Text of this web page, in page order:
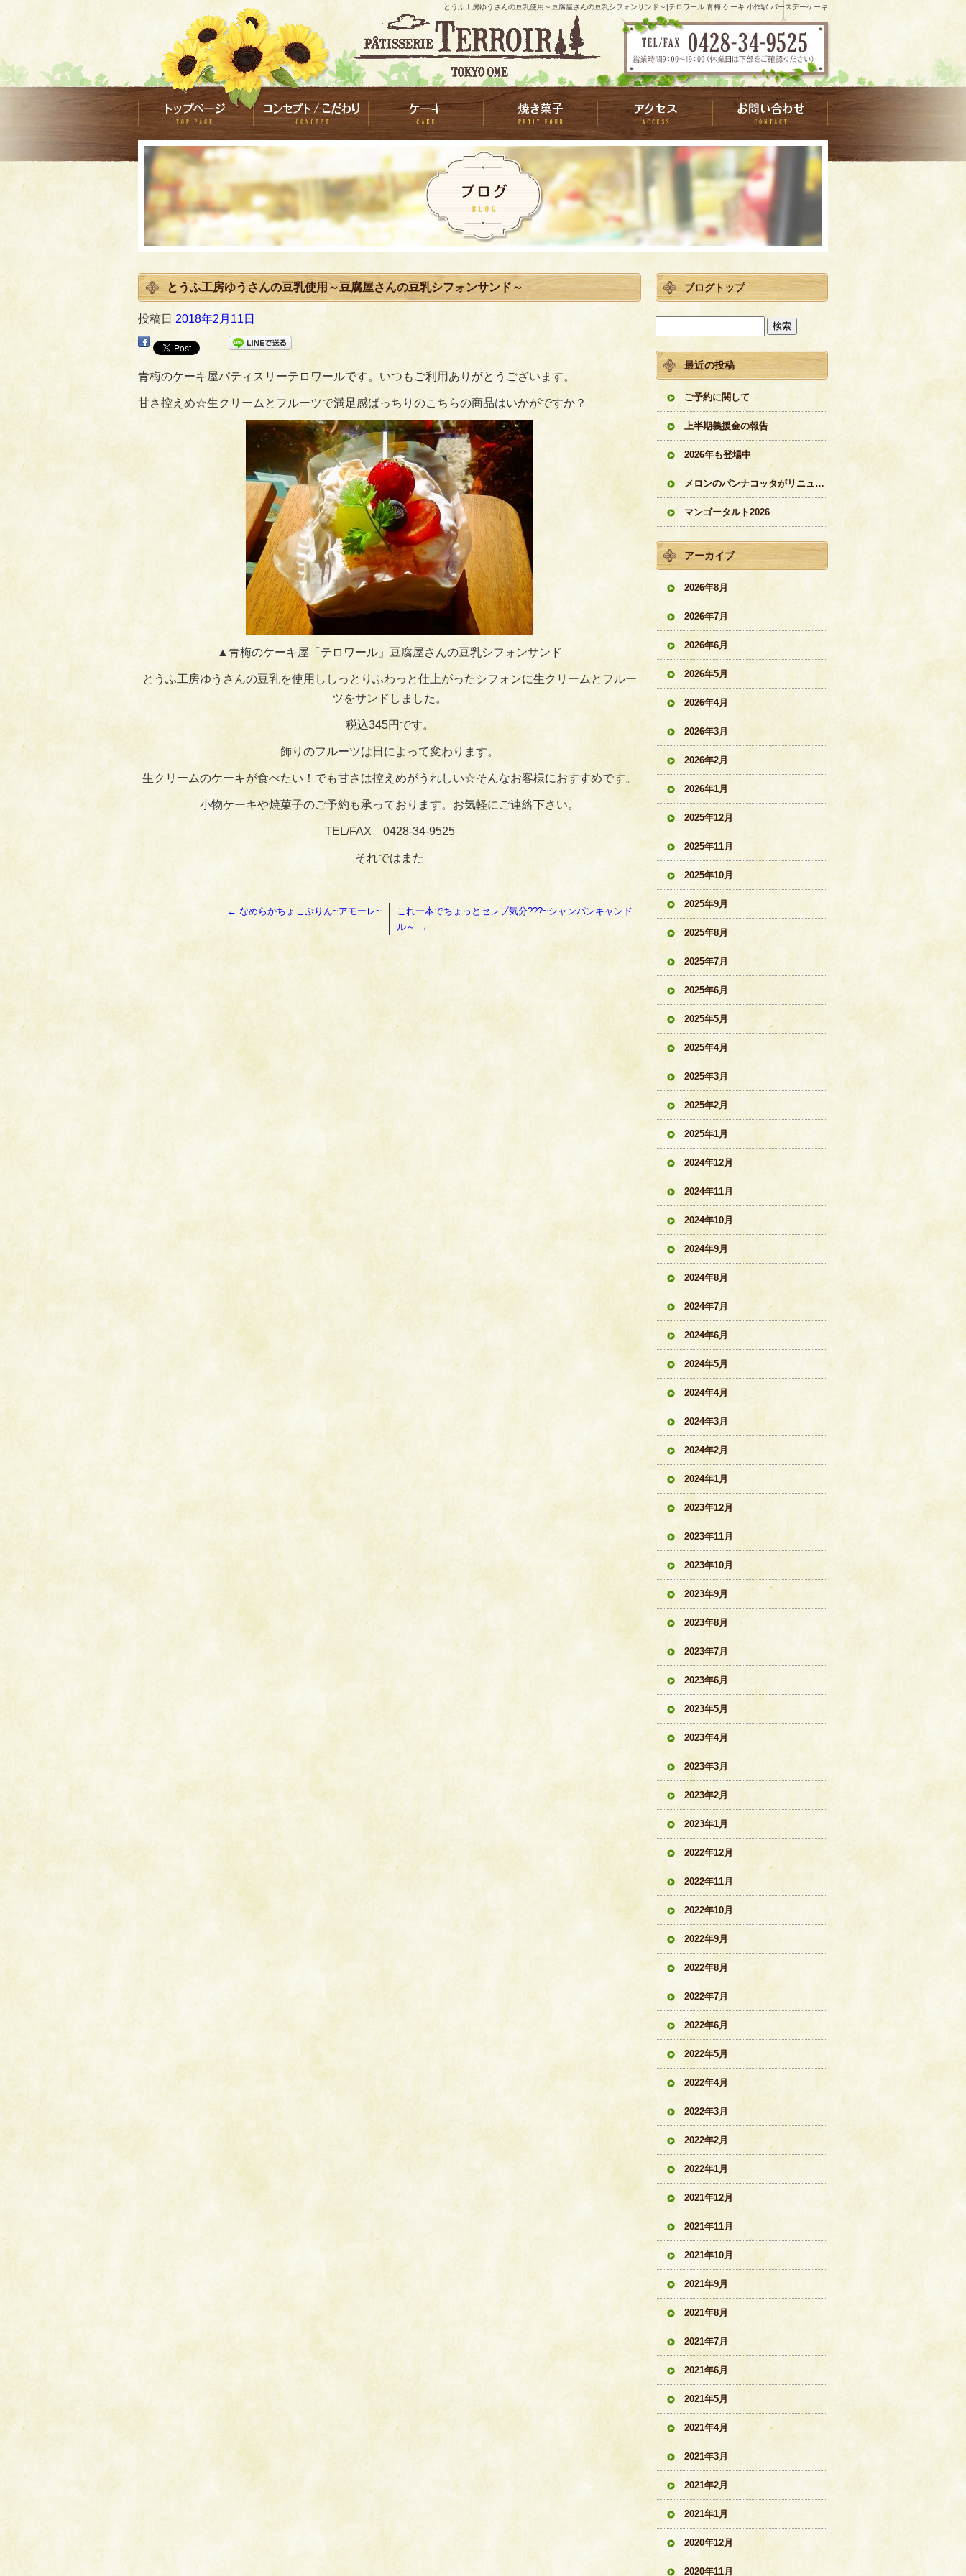
とうふ工房ゆうさんの豆乳使用～豆腐屋さんの豆乳シフォンサンド～|テロワール 青梅 ケーキ 小作駅 バースデーケーキ
とうふ工房ゆうさんの豆乳使用～豆腐屋さんの豆乳シフォンサンド～
投稿日 2018年2月11日
青梅のケーキ屋パティスリーテロワールです。いつもご利用ありがとうございます。
甘さ控えめ☆生クリームとフルーツで満足感ばっちりのこちらの商品はいかがですか？
▲青梅のケーキ屋「テロワール」豆腐屋さんの豆乳シフォンサンド
とうふ工房ゆうさんの豆乳を使用ししっとりふわっと仕上がったシフォンに生クリームとフルー
ツをサンドしました。
税込345円です。
飾りのフルーツは日によって変わります。
生クリームのケーキが食べたい！でも甘さは控えめがうれしい☆そんなお客様におすすめです。
小物ケーキや焼菓子のご予約も承っております。お気軽にご連絡下さい。
TEL/FAX 0428-34-9525
それではまた
← なめらかちょこぷりん~アモーレ~
これ一本でちょっとセレブ気分???~シャンパンキャンド
ル～ →
ブログトップ
最近の投稿
ご予約に関して
上半期義援金の報告
2026年も登場中
メロンのパンナコッタがリニューアル
マンゴータルト2026
アーカイブ
2026年8月
2026年7月
2026年6月
2026年5月
2026年4月
2026年3月
2026年2月
2026年1月
2025年12月
2025年11月
2025年10月
2025年9月
2025年8月
2025年7月
2025年6月
2025年5月
2025年4月
2025年3月
2025年2月
2025年1月
2024年12月
2024年11月
2024年10月
2024年9月
2024年8月
2024年7月
2024年6月
2024年5月
2024年4月
2024年3月
2024年2月
2024年1月
2023年12月
2023年11月
2023年10月
2023年9月
2023年8月
2023年7月
2023年6月
2023年5月
2023年4月
2023年3月
2023年2月
2023年1月
2022年12月
2022年11月
2022年10月
2022年9月
2022年8月
2022年7月
2022年6月
2022年5月
2022年4月
2022年3月
2022年2月
2022年1月
2021年12月
2021年11月
2021年10月
2021年9月
2021年8月
2021年7月
2021年6月
2021年5月
2021年4月
2021年3月
2021年2月
2021年1月
2020年12月
2020年11月